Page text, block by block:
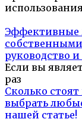
Эффективные
руководство
Если вы
раз
Сколько
выбрать
нашей статье!